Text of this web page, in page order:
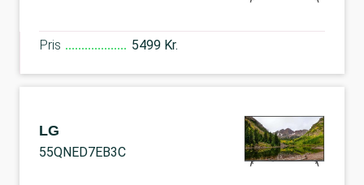
Pris 5499 Kr.
LG
55QNED7EB3C